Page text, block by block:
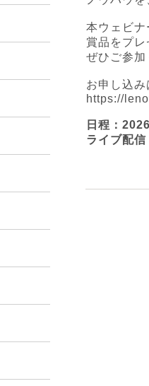
本ウェビ
賞品をプレ
ぜひご参加
お申し込
https://
日程：
ライブ配信